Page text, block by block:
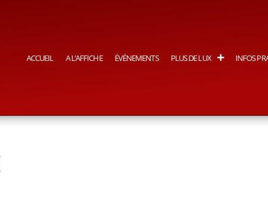
ACCUEIL A L’AFFICHE ÉVÉNEMENTS PLUS DE LUX INFOS